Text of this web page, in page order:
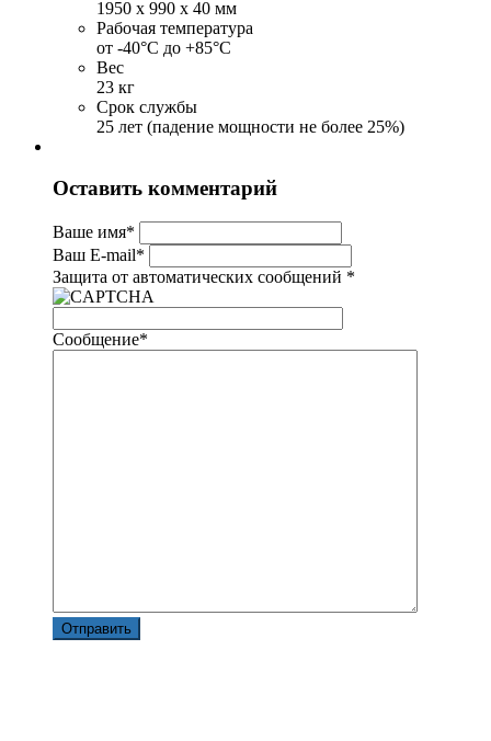
1950 х 990 х 40 мм
Рабочая температура
от -40°С до +85°С
Вес
23 кг
Срок службы
25 лет (падение мощности не более 25%)
Оставить комментарий
Ваше имя*
Ваш E-mail*
Защита от автоматических сообщений *
Сообщение*